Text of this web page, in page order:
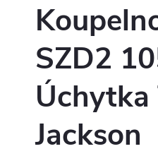
SZD2
Jackson